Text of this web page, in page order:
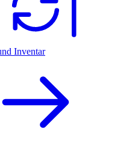
Inventar